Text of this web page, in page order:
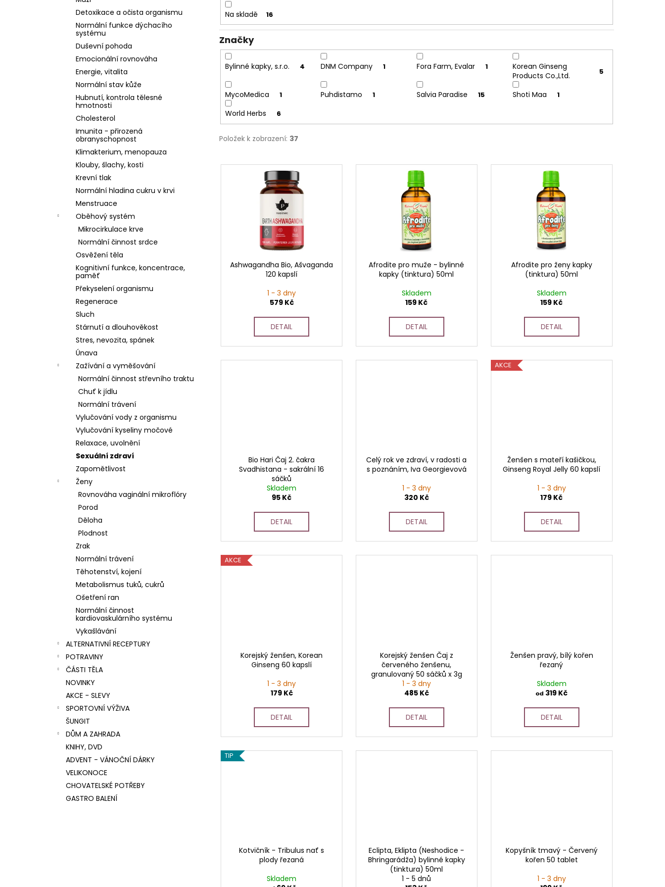
Detoxikace a očista organismu
Normální funkce dýchacího
systému
Duševní pohoda
Emocionální rovnováha
Energie, vitalita
Normální stav kůže
Hubnutí, kontrola tělesné
hmotnosti
Cholesterol
Imunita - přirozená
obranyschopnost
Klimakterium, menopauza
Klouby, šlachy, kosti
Krevní tlak
Normální hladina cukru v krvi
Menstruace
Oběhový systém
Mikrocirkulace krve
Normální činnost srdce
Osvěžení těla
Kognitivní funkce, koncentrace,
paměť
Překyselení organismu
Regenerace
Sluch
Stárnutí a dlouhověkost
Stres, nevozita, spánek
Únava
Zažívání a vyměšování
Normální činnost střevního traktu
Chuť k jídlu
Normální trávení
Vylučování vody z organismu
Vylučování kyseliny močové
Relaxace, uvolnění
Sexuální zdraví
Zapomětlivost
Ženy
Rovnováha vaginální mikroflóry
Porod
Děloha
Plodnost
Zrak
Normální trávení
Těhotenství, kojení
Metabolismus tuků, cukrů
Ošetření ran
Normální činnost
kardiovaskulárního systému
Vykašlávání
ALTERNATIVNÍ RECEPTURY
POTRAVINY
ČÁSTI TĚLA
NOVINKY
AKCE - SLEVY
SPORTOVNÍ VÝŽIVA
ŠUNGIT
DŮM A ZAHRADA
KNIHY, DVD
ADVENT - VÁNOČNÍ DÁRKY
VELIKONOCE
CHOVATELSKÉ POTŘEBY
GASTRO BALENÍ
u
k
t
ů
Na skladě 16
Značky
Bylinné kapky, s.r.o. 4 DNM Company 1 Fora Farm, Evalar 1
Korean Ginseng
Products Co.,Ltd.
5
MycoMedica 1 Puhdistamo 1 Salvia Paradise 15 Shoti Maa 1
World Herbs 6
Položek k zobrazení: 37
V
Ashwagandha Bio, Ašvaganda
120 kapslí
1 - 3 dny
579 Kč
DETAIL
Afrodite pro muže - bylinné
kapky (tinktura) 50ml
Skladem
159 Kč
DETAIL
Afrodite pro ženy kapky
(tinktura) 50ml
Skladem
159 Kč
DETAIL
Bio Hari Čaj 2. čakra
Svadhistana - sakrální 16
sáčků
Skladem
95 Kč
DETAIL
Celý rok ve zdraví, v radosti a
s poznáním, Iva Georgievová
1 - 3 dny
320 Kč
DETAIL
AKCE
Ženšen s mateří kašičkou,
Ginseng Royal Jelly 60 kapslí
1 - 3 dny
179 Kč
DETAIL
AKCE
Korejský ženšen, Korean
Ginseng 60 kapslí
1 - 3 dny
179 Kč
DETAIL
Korejský ženšen Čaj z
červeného ženšenu,
granulovaný 50 sáčků x 3g
1 - 3 dny
485 Kč
DETAIL
Ženšen pravý, bílý kořen
řezaný
Skladem
od 319 Kč
DETAIL
TIP
Kotvičník - Tribulus nať s
plody řezaná
Skladem
Eclipta, Eklipta (Neshodice -
Bhringarádža) bylinné kapky
(tinktura) 50ml
1 - 5 dnů
Kopyšník tmavý - Červený
kořen 50 tablet
1 - 3 dny